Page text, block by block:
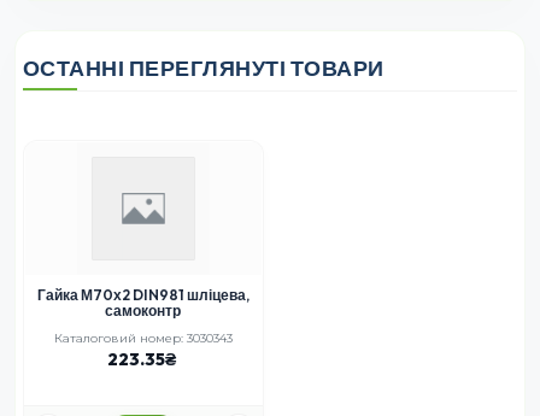
ОСТАННІ ПЕРЕГЛЯНУТІ ТОВАРИ
Гайка М70х2 DIN981 шліцева,
самоконтр
Каталоговий номер: 3030343
223.35